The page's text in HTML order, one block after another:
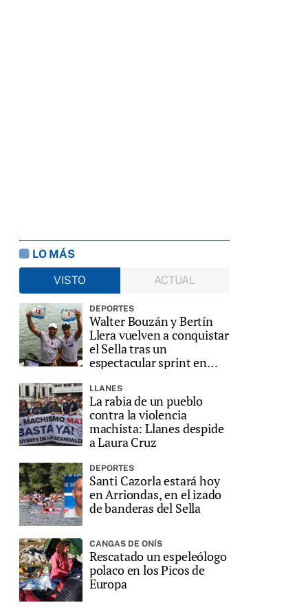
LO MÁS
VISTO
ACTUAL
DEPORTES
Walter Bouzán y Bertín
Llera vuelven a conquistar
el Sella tras un
espectacular sprint en
LLANES
La rabia de un pueblo
contra la violencia
machista: Llanes despide
a Laura Cruz
DEPORTES
Santi Cazorla estará hoy
en Arriondas, en el izado
de banderas del Sella
CANGAS DE ONÍS
Rescatado un espeleólogo
polaco en los Picos de
Europa